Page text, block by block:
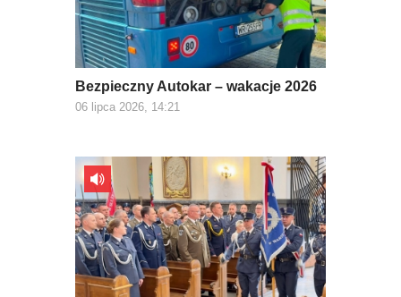
Bezpieczny Autokar – wakacje 2026
06 lipca 2026, 14:21